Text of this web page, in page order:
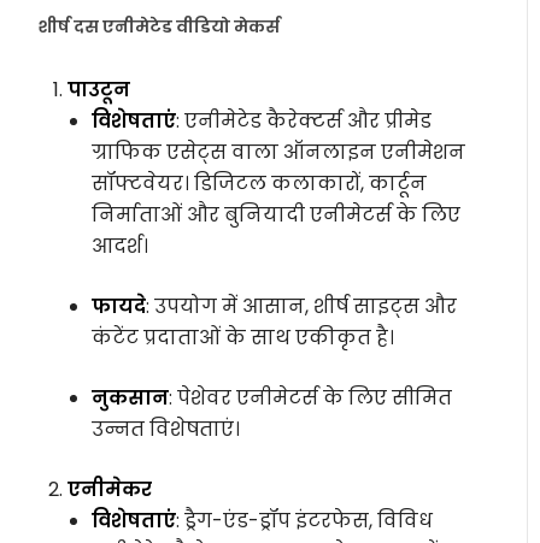
शीर्ष दस एनीमेटेड वीडियो मेकर्स
पाउटून
विशेषताएं: एनीमेटेड कैरेक्टर्स और प्रीमेड
ग्राफिक एसेट्स वाला ऑनलाइन एनीमेशन
सॉफ्टवेयर। डिजिटल कलाकारों, कार्टून
निर्माताओं और बुनियादी एनीमेटर्स के लिए
आदर्श।
फायदे: उपयोग में आसान, शीर्ष साइट्स और
कंटेंट प्रदाताओं के साथ एकीकृत है।
नुकसान: पेशेवर एनीमेटर्स के लिए सीमित
उन्नत विशेषताएं।
एनीमेकर
विशेषताएं: ड्रैग-एंड-ड्रॉप इंटरफेस, विविध